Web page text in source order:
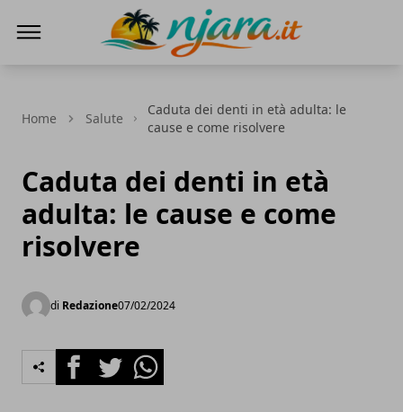
Home Salute
Caduta dei denti in età adulta: le
cause e come risolvere
Caduta dei denti in età
adulta: le cause e come
risolvere
di Redazione07/02/2024
FacebookTwitterWhatsapp